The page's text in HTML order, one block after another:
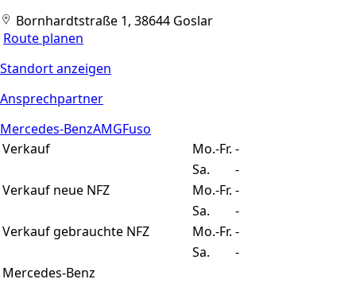
Bornhardtstraße 1, 38644 Goslar
Route planen
Standort anzeigen
Ansprechpartner
Mercedes-BenzAMGFuso
Verkauf
Mo.-Fr. -
Sa.
-
Verkauf neue NFZ
Mo.-Fr. -
Sa.
-
Verkauf gebrauchte NFZ
Mo.-Fr. -
Sa.
-
Mercedes-Benz